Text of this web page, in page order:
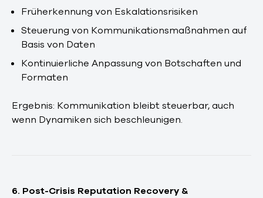
Früherkennung von Eskalationsrisiken
Steuerung von Kommunikationsmaßnahmen auf
Basis von Daten
Kontinuierliche Anpassung von Botschaften und
Formaten
Ergebnis: Kommunikation bleibt steuerbar, auch
wenn Dynamiken sich beschleunigen.
6. Post-Crisis Reputation Recovery &